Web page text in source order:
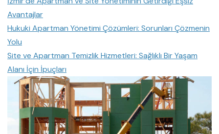
Avantajlar
Hukuki Apartman Yönetimi Çözümleri: Sorunları Çözmenin
Yolu
Site ve Apartman Temizlik Hizmetleri: Sağlıklı Bir Yaşam
Alanı İçin İpuçları